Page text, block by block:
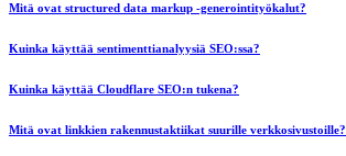
Mitä ovat structured data markup -generointityökalut?
Kuinka käyttää sentimenttianalyysiä SEO:ssa?
Kuinka käyttää Cloudflare SEO:n tukena?
Mitä ovat linkkien rakennustaktiikat suurille verkkosivustoille?